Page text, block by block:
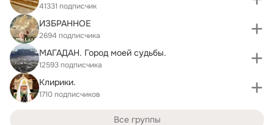
41331 подписчик
ИЗБРАННОЕ
2694 подписчика
МАГАДАН. Город моей судьбы.
12593 подписчика
Клирики.
1710 подписчиков
Все группы